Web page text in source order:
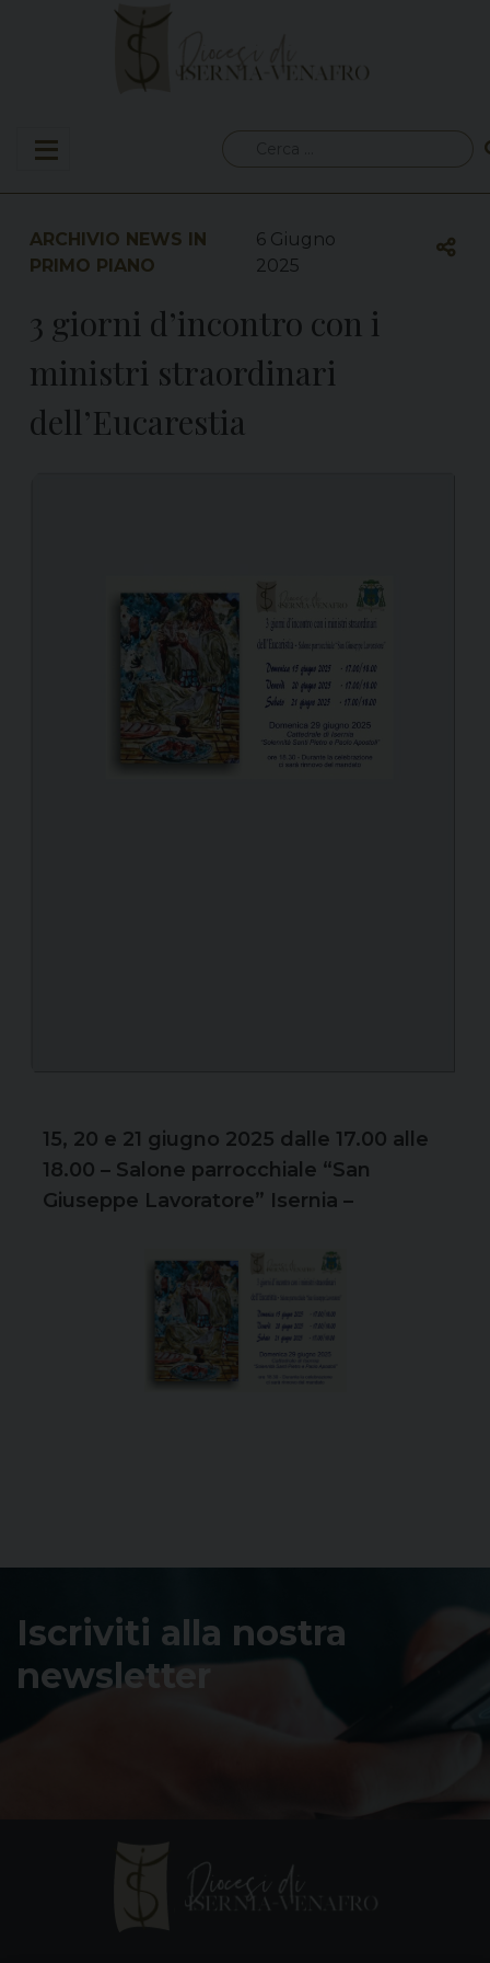
per:
ARCHIVIO NEWS IN
PRIMO PIANO
6 Giugno
2025
3 giorni d’incontro con i
ministri straordinari
dell’Eucarestia
15, 20 e 21 giugno 2025 dalle 17.00 alle
18.00 – Salone parrocchiale “San
Giuseppe Lavoratore” Isernia –
Iscriviti alla nostra
newsletter